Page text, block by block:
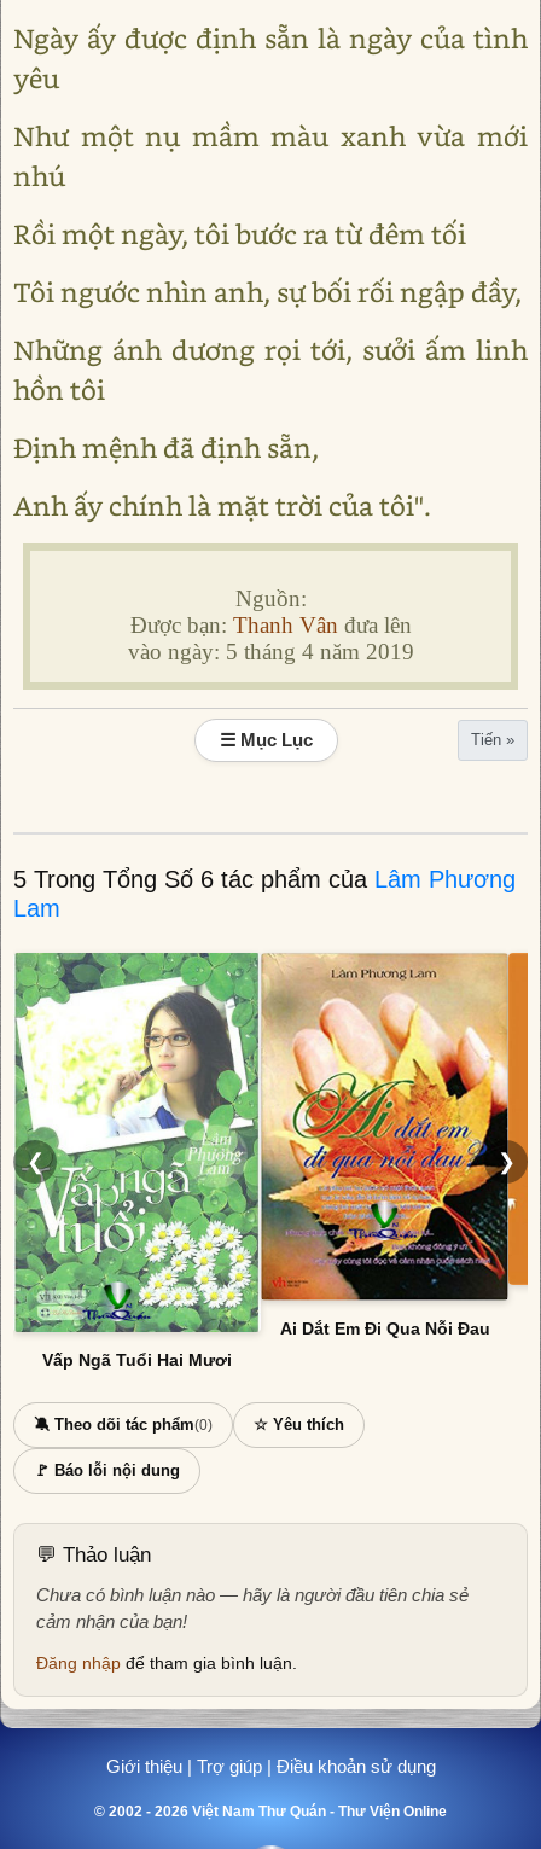
Ngày ấy được định sẵn là ngày của tình
yêu
Như một nụ mầm màu xanh vừa mới
nhú
Rồi một ngày, tôi bước ra từ đêm tối
Tôi ngước nhìn anh, sự bối rối ngập đầy,
Những ánh dương rọi tới, sưởi ấm linh
hồn tôi
Định mệnh đã định sẵn,
Anh ấy chính là mặt trời của tôi".
Nguồn:
Được bạn: Thanh Vân đưa lên
vào ngày: 5 tháng 4 năm 2019
☰ Mục Lục Tiến »
5 Trong Tổng Số 6 tác phẩm của Lâm Phương
Lam
❮
Vấp Ngã Tuổi Hai Mươi
Ai Dắt Em Đi Qua Nỗi Đau
❯
🔕 Theo dõi tác phẩm(0) ☆ Yêu thích
🚩 Báo lỗi nội dung
💬 Thảo luận
Chưa có bình luận nào — hãy là người đầu tiên chia sẻ
cảm nhận của bạn!
Đăng nhập để tham gia bình luận.
Giới thiệu| Trợ giúp| Điều khoản sử dụng
© 2002 - 2026 Việt Nam Thư Quán - Thư Viện Online